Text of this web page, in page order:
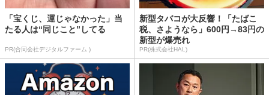
「宝くじ、運じゃなかった」当
たる人は“同じこと”してる
PR(合同会社デジタルファーム )
新型タバコが大反響！「たばこ
税、さようなら」600円→83円の
新型が爆売れ
PR(株式会社HAL)